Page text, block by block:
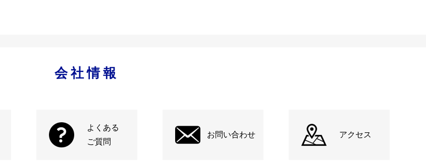
会社情報
よくある
ご質問
お問い合わせ アクセス